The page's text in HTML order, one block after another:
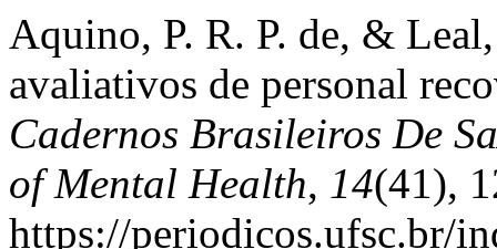
Aquino, P. R. P. de, &
avaliativos de personal
Cadernos Brasileiros De
of Mental Health, 14(41),
https://periodicos.ufsc.br/